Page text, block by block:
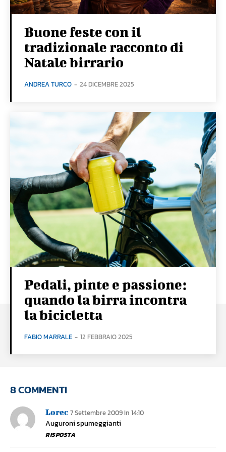
Buone feste con il
tradizionale racconto di
Natale birrario
ANDREA TURCO - 24 DICEMBRE 2025
Pedali, pinte e passione:
quando la birra incontra
la bicicletta
FABIO MARRALE - 12 FEBBRAIO 2025
8 COMMENTI
Lorec 7 Settembre 2009 In 14:10
Auguroni spumeggianti
RISPOSTA